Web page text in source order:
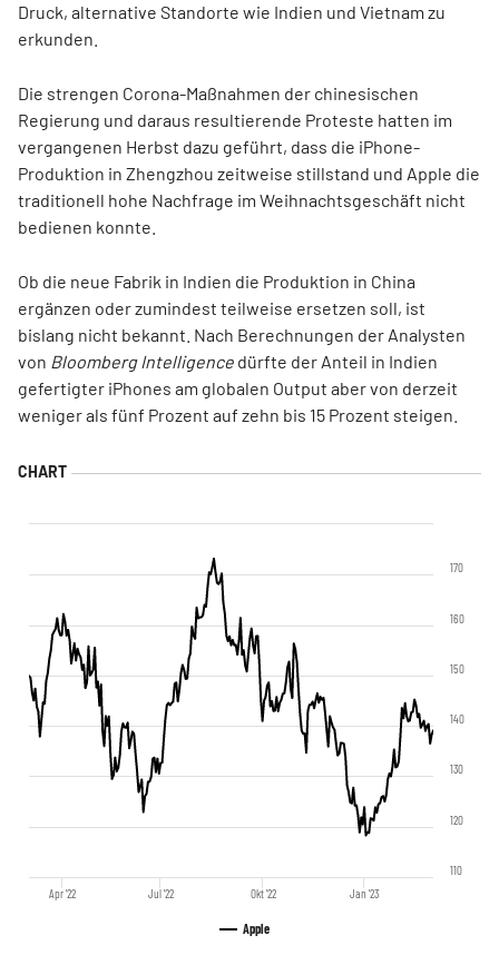
Druck, alternative Standorte wie Indien und Vietnam zu
erkunden.
Die strengen Corona-Maßnahmen der chinesischen
Regierung und daraus resultierende Proteste hatten im
vergangenen Herbst dazu geführt, dass die iPhone-
Produktion in Zhengzhou zeitweise stillstand und Apple die
traditionell hohe Nachfrage im Weihnachtsgeschäft nicht
bedienen konnte.
Ob die neue Fabrik in Indien die Produktion in China
ergänzen oder zumindest teilweise ersetzen soll, ist
bislang nicht bekannt. Nach Berechnungen der Analysten
von Bloomberg Intelligence dürfte der Anteil in Indien
gefertigter iPhones am globalen Output aber von derzeit
weniger als fünf Prozent auf zehn bis 15 Prozent steigen.
Apple
Jul '22 Jan '23
Apr '22 Okt '22
110
120
130
140
150
160
170